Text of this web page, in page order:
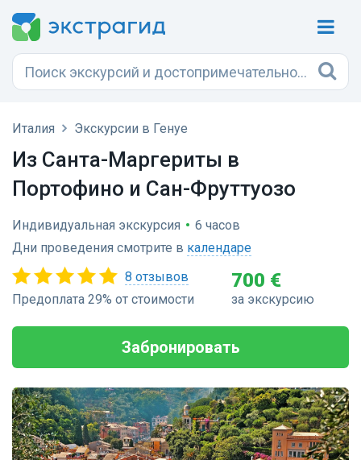
Италия Экскурсии в Генуе
Из Санта-Маргериты в
Портофино и Сан-Фруттуозо
Индивидуальная экскурсия • 6 часов
Дни проведения смотрите в календаре
8 отзывов
Предоплата 29% от стоимости
700 €
за экскурсию
Забронировать